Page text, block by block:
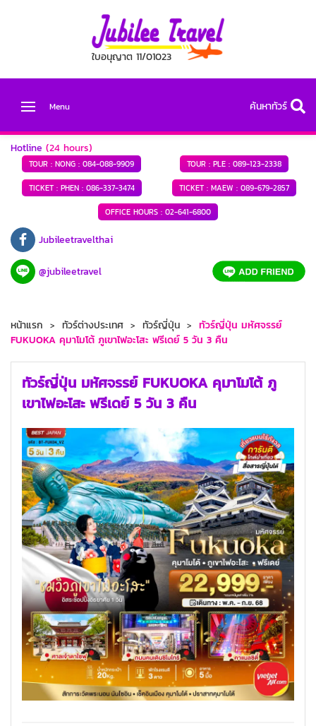
ใบอนุญาต 11/01023
Menu ค้นหาทัวร์
Hotline (24 hours)
TOUR : NONG : 084-088-9909 TOUR : PLE : 089-123-2338
TICKET : PHEN :086-337-3474 TICKET : MAEW : 089-679-2857
OFFICE HOURS : 02-641-6800
Jubileetravelthai
@jubileetravel
หน้าแรก ทัวร์ต่างประเทศ ทัวร์ญี่ปุ่น
ทัวร์ญี่ปุ่น มหัศจรรย์
FUKUOKA คุมาโมโต้ ภูเขาไฟอะโสะ ฟรีเดย์ 5 วัน 3 คืน
ทัวร์ญี่ปุ่น มหัศจรรย์ FUKUOKA คุมาโมโต้ ภู
เขาไฟอะโสะ ฟรีเดย์ 5 วัน 3 คืน